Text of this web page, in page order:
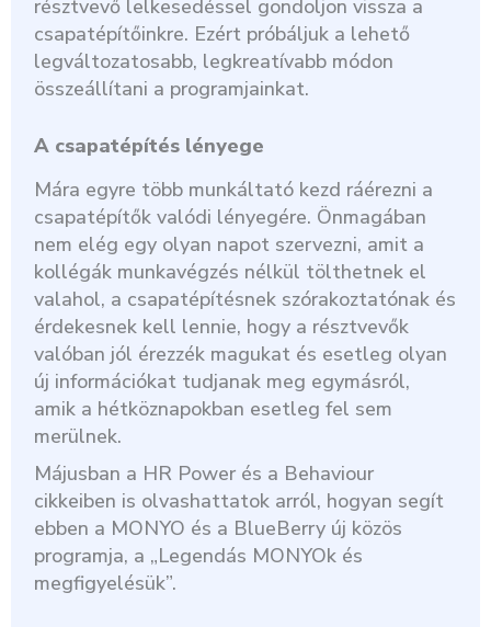
résztvevő lelkesedéssel gondoljon vissza a
csapatépítőinkre. Ezért próbáljuk a lehető
legváltozatosabb, legkreatívabb módon
összeállítani a programjainkat.
A csapatépítés lényege
Mára egyre több munkáltató kezd ráérezni a
csapatépítők valódi lényegére. Önmagában
nem elég egy olyan napot szervezni, amit a
kollégák munkavégzés nélkül tölthetnek el
valahol, a csapatépítésnek szórakoztatónak és
érdekesnek kell lennie, hogy a résztvevők
valóban jól érezzék magukat és esetleg olyan
új információkat tudjanak meg egymásról,
amik a hétköznapokban esetleg fel sem
merülnek.
Májusban a HR Power és a Behaviour
cikkeiben is olvashattatok arról, hogyan segít
ebben a MONYO és a BlueBerry új közös
programja, a „Legendás MONYOk és
megfigyelésük”.